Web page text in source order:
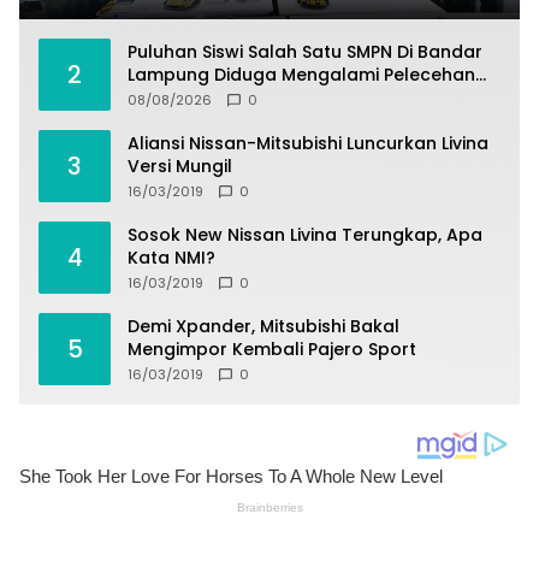
2
Puluhan Siswi Salah Satu SMPN Di Bandar
Lampung Diduga Mengalami Pelecehan
Oleh Oknum Satpam
08/08/2026 0
3
Aliansi Nissan-Mitsubishi Luncurkan Livina
Versi Mungil
16/03/2019 0
4
Sosok New Nissan Livina Terungkap, Apa
Kata NMI?
16/03/2019 0
5
Demi Xpander, Mitsubishi Bakal
Mengimpor Kembali Pajero Sport
16/03/2019 0